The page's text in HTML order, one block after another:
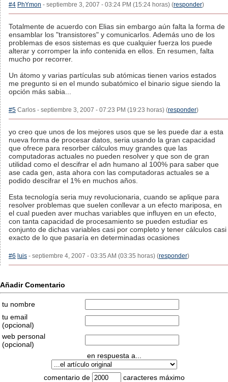
#4 PhYmon - septiembre 3, 2007 - 03:24 PM (15:24 horas) (responder)
Totalmente de acuerdo con Elias sin embargo aún falta la forma de
ensamblar los "transistores" y comunicarlos. Además uno de los
problemas de esos sistemas es que cualquier fuerza los puede
alterar y corromper la info contenida en ellos. En resumen, falta
mucho por recorrer.
Un átomo y varias partículas sub atómicas tienen varios estados
me pregunto si en el mundo subatómico el binario sigue siendo la
opción más sabia...
#5 Carlos - septiembre 3, 2007 - 07:23 PM (19:23 horas) (responder)
yo creo que unos de los mejores usos que se les puede dar a esta
nueva forma de procesar datos, seria usando la gran capacidad
que ofrece para resorber cálculos muy grandes que las
computadoras actuales no pueden resolver y que son de gran
utilidad como el descifrar el adn humano al 100% para saber que
ase cada gen, asta ahora con las computadoras actuales se a
podido descifrar el 1% en muchos años.
Esta tecnología seria muy revolucionaria, cuando se aplique para
resolver problemas que suelen conllevar a un efecto mariposa, en
el cual pueden aver muchas variables que influyen en un efecto,
con tanta capacidad de procesamiento se pueden estudiar es
conjunto de dichas variables casi por completo y tener cálculos casi
exacto de lo que pasaría en determinadas ocasiones
#6 luis - septiembre 4, 2007 - 03:35 AM (03:35 horas) (responder)
Añadir Comentario
tu nombre
tu email
(opcional)
web personal
(opcional)
en respuesta a...
comentario de caracteres máximo